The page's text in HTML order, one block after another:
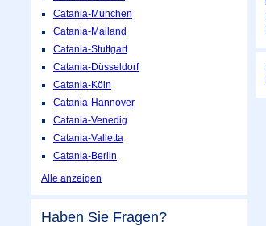
Catania-München
Catania-Mailand
Catania-Stuttgart
Catania-Düsseldorf
Catania-Köln
Catania-Hannover
Catania-Venedig
Catania-Valletta
Catania-Berlin
Alle anzeigen
Haben Sie Fragen?